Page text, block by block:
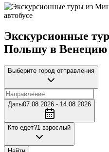
Экскурсионные
Польшу в Венецию
Выберите город отправления
Даты07.08.2026 - 14.08.2026
Кто едет?1 взрослый